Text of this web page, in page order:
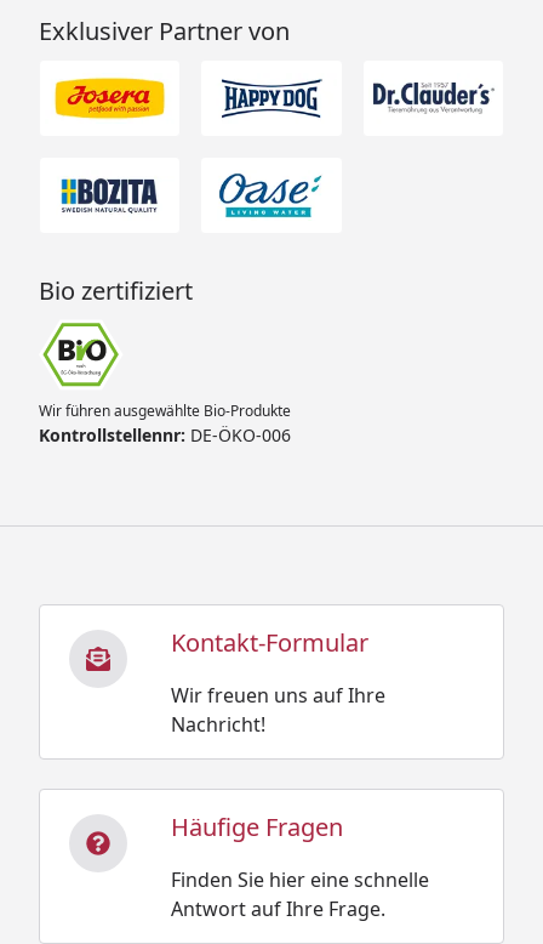
Exklusiver Partner von
Bio zertifiziert
Wir führen ausgewählte Bio-Produkte
Kontrollstellennr: DE-ÖKO-006
Kontakt-Formular
Wir freuen uns auf Ihre
Nachricht!
Häufige Fragen
Finden Sie hier eine schnelle
Antwort auf Ihre Frage.